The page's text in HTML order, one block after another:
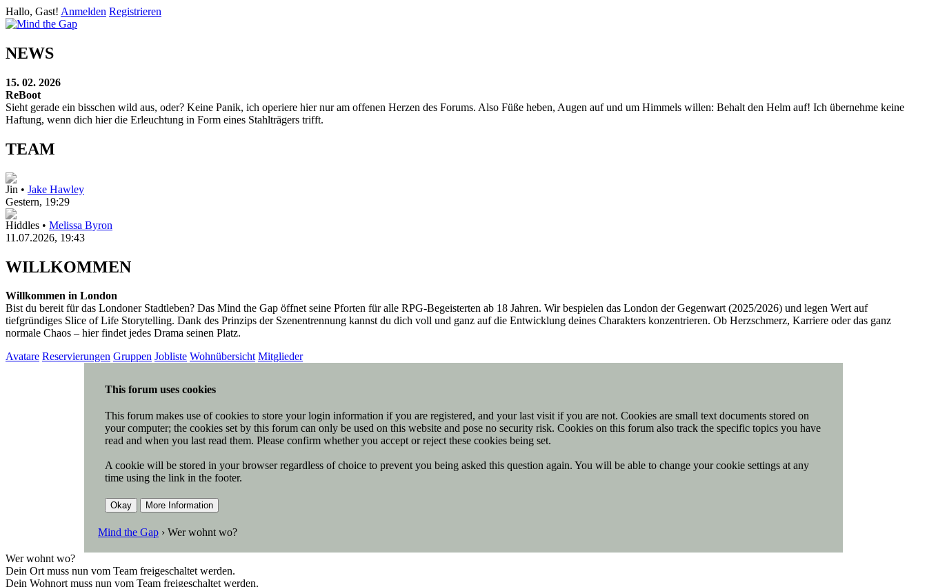
Hallo, Gast! Anmelden Registrieren
NEWS
15. 02. 2026
ReBoot
Sieht gerade ein bisschen wild aus, oder? Keine Panik, ich operiere hier nur am offenen Herzen des Forums. Also Füße heben, Augen auf und um Himmels willen: Behalt den Helm auf! Ich übernehme keine
Haftung, wenn dich hier die Erleuchtung in Form eines Stahlträgers trifft.
TEAM
Jin • Jake Hawley
Gestern, 19:29
Hiddles • Melissa Byron
11.07.2026, 19:43
WILLKOMMEN
Willkommen in London
Bist du bereit für das Londoner Stadtleben? Das Mind the Gap öffnet seine Pforten für alle RPG-Begeisterten ab 18 Jahren. Wir bespielen das London der Gegenwart (2025/2026) und legen Wert auf
tiefgründiges Slice of Life Storytelling. Dank des Prinzips der Szenentrennung kannst du dich voll und ganz auf die Entwicklung deines Charakters konzentrieren. Ob Herzschmerz, Karriere oder das ganz
normale Chaos – hier findet jedes Drama seinen Platz.
Avatare Reservierungen Gruppen Jobliste Wohnübersicht Mitglieder
This forum uses cookies
This forum makes use of cookies to store your login information if you are registered, and your last visit if you are not. Cookies are small text documents stored on
your computer; the cookies set by this forum can only be used on this website and pose no security risk. Cookies on this forum also track the specific topics you have
read and when you last read them. Please confirm whether you accept or reject these cookies being set.
A cookie will be stored in your browser regardless of choice to prevent you being asked this question again. You will be able to change your cookie settings at any
time using the link in the footer.
Mind the Gap › Wer wohnt wo?
Wer wohnt wo?
Dein Ort muss nun vom Team freigeschaltet werden.
Dein Wohnort muss nun vom Team freigeschaltet werden.